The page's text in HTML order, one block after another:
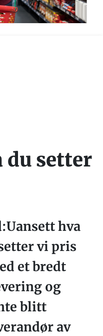
du setter
hva
vi pris
et bredt
og
blitt
av